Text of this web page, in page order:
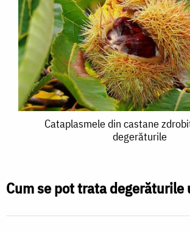
Cataplasmele
zdrobite
Cataplasmele din castane
degerăturile
Cum se pot trata degerăturile